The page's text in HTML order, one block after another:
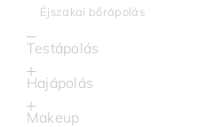
Éjszakai bőrápolás
Testápolás
Hajápolás
Makeup